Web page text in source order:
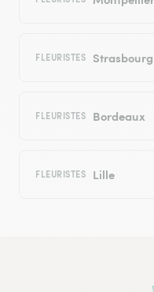
FLEURISTES Strasbourg
FLEURISTES Bordeaux
FLEURISTES Lille